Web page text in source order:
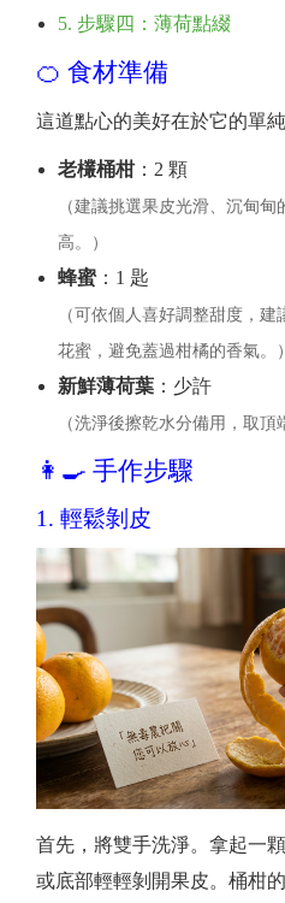
5. 步驟四：薄荷點綴
🍊 食材準備
這道點心的美好在於它的單
老欉桶柑：2 顆
（建議挑選果皮光滑、沉甸
高。）
蜂蜜：1 匙
（可依個人喜好調整甜度，
花蜜，避免蓋過柑橘的香氣。）
新鮮薄荷葉 ：少許
（洗淨後擦乾水分備用，取頂
👩‍🍳 手作步驟
1. 輕鬆剝皮
首先，將雙手洗淨。拿起一
或底部輕輕剝開果皮。桶柑